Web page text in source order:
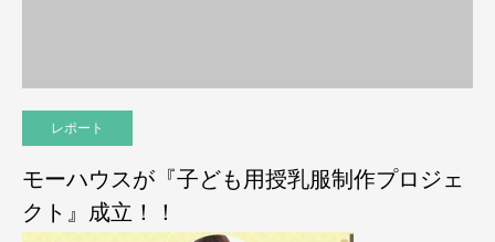
レポート
モーハウスが『子ども用授乳服制作プロジェ
クト』成立！！